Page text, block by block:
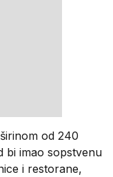
od 240
bi imao sopstvenu
i restorane,